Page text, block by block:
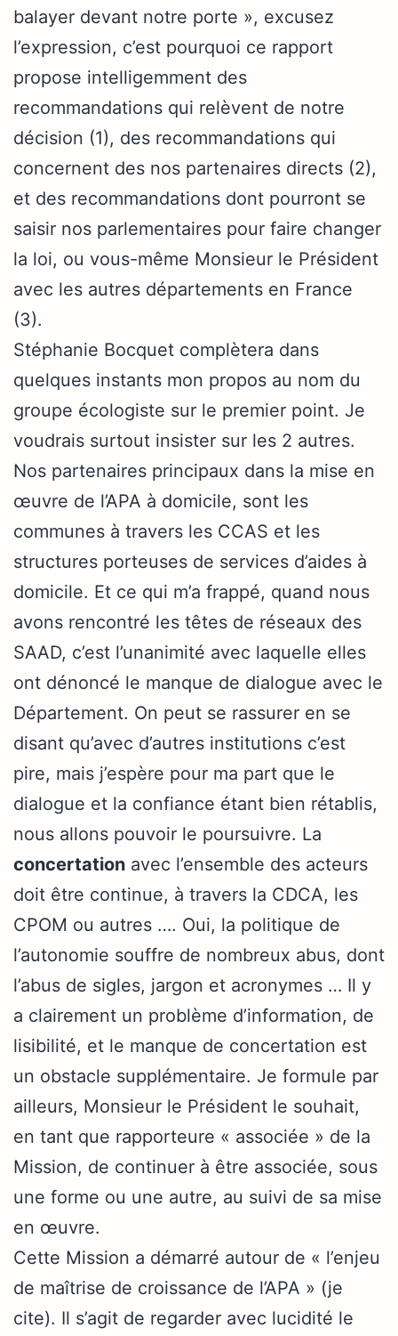
balayer devant notre porte », excusez
l’expression, c’est pourquoi ce rapport
propose intelligemment des
recommandations qui relèvent de notre
décision (1), des recommandations qui
concernent des nos partenaires directs (2),
et des recommandations dont pourront se
saisir nos parlementaires pour faire changer
la loi, ou vous-même Monsieur le Président
avec les autres départements en France
(3).
Stéphanie Bocquet complètera dans
quelques instants mon propos au nom du
groupe écologiste sur le premier point. Je
voudrais surtout insister sur les 2 autres.
Nos partenaires principaux dans la mise en
œuvre de l’APA à domicile, sont les
communes à travers les CCAS et les
structures porteuses de services d’aides à
domicile. Et ce qui m’a frappé, quand nous
avons rencontré les têtes de réseaux des
SAAD, c’est l’unanimité avec laquelle elles
ont dénoncé le manque de dialogue avec le
Département. On peut se rassurer en se
disant qu’avec d’autres institutions c’est
pire, mais j’espère pour ma part que le
dialogue et la confiance étant bien rétablis,
nous allons pouvoir le poursuivre. La
concertation avec l’ensemble des acteurs
doit être continue, à travers la CDCA, les
CPOM ou autres …. Oui, la politique de
l’autonomie souffre de nombreux abus, dont
l’abus de sigles, jargon et acronymes … Il y
a clairement un problème d’information, de
lisibilité, et le manque de concertation est
un obstacle supplémentaire. Je formule par
ailleurs, Monsieur le Président le souhait,
en tant que rapporteure « associée » de la
Mission, de continuer à être associée, sous
une forme ou une autre, au suivi de sa mise
en œuvre.
Cette Mission a démarré autour de « l’enjeu
de maîtrise de croissance de l’APA » (je
cite). Il s’agit de regarder avec lucidité le